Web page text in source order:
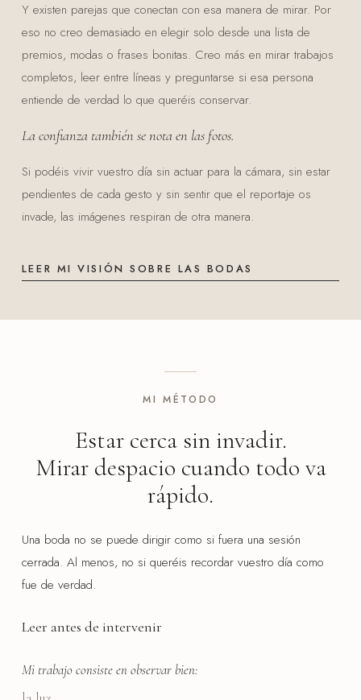
Y existen parejas que conectan con esa manera de mirar. Por
eso no creo demasiado en elegir solo desde una lista de
premios, modas o frases bonitas. Creo más en mirar trabajos
completos, leer entre líneas y preguntarse si esa persona
entiende de verdad lo que queréis conservar.
La confianza también se nota en las fotos.
Si podéis vivir vuestro día sin actuar para la cámara, sin estar
pendientes de cada gesto y sin sentir que el reportaje os
invade, las imágenes respiran de otra manera.
LEER MI VISIÓN SOBRE LAS BODAS
MI MÉTODO
Estar cerca sin invadir.
Mirar despacio cuando todo va
rápido.
Una boda no se puede dirigir como si fuera una sesión
cerrada. Al menos, no si queréis recordar vuestro día como
fue de verdad.
Leer antes de intervenir
Mi trabajo consiste en observar bien: